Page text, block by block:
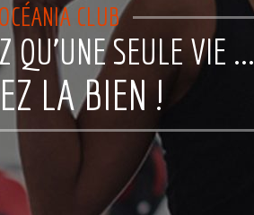
OCÉANIA CLUB
QU'UNE SEULE VIE ...
LA BIEN !